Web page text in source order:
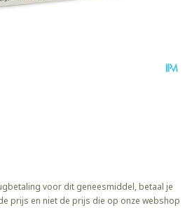
voor dit geneesmiddel, betaal je
prijs en niet de prijs die op onze webshop